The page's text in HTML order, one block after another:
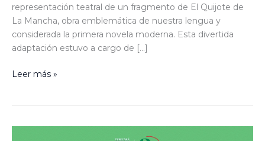
representación teatral de un fragmento de El Quijote de
La Mancha, obra emblemática de nuestra lengua y
considerada la primera novela moderna. Esta divertida
adaptación estuvo a cargo de […]
Leer más »